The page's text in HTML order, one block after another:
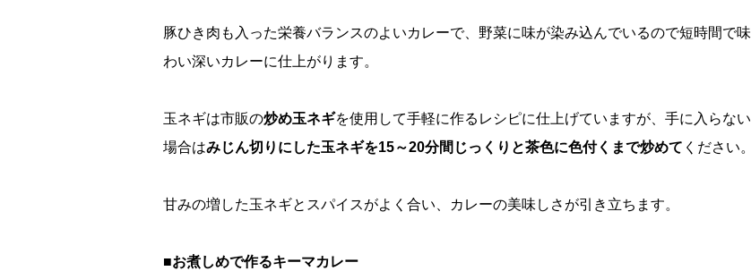
豚ひき肉も入った栄養バランスのよいカレーで、野菜に味が染み込んでいるので短時間で味
わい深いカレーに仕上がります。
玉ネギは市販の炒め玉ネギを使用して手軽に作るレシピに仕上げていますが、手に入らない
場合はみじん切りにした玉ネギを15～20分間じっくりと茶色に色付くまで炒めて ください。
甘みの増した玉ネギとスパイスがよく合い、カレーの美味しさが引き立ちます。
■お煮しめで作るキーマカレー